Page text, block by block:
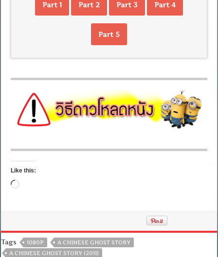
Part 1 Part 2 Part 3 Part 4
Part 5
Like this:
Loading…
Tags 1080P
A CHINESE GHOST STORY
A CHINESE GHOST STORY (2011)